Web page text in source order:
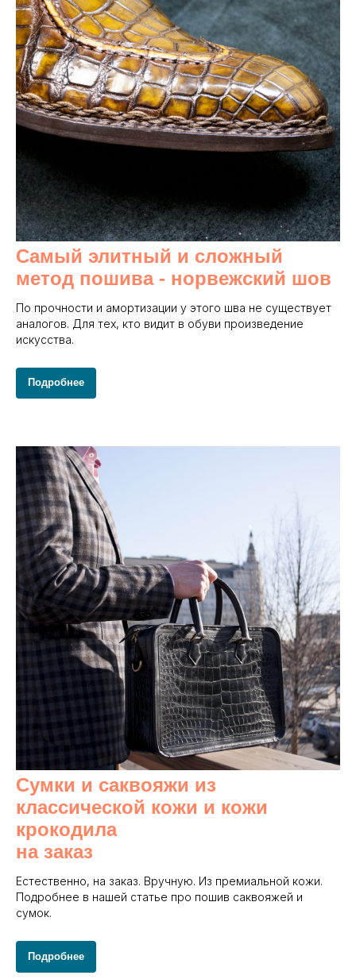
Самый элитный и сложный
метод пошива - норвежский шов
По прочности и амортизации у этого шва не существует
аналогов. Для тех, кто видит в обуви произведение
искусства.
Подробнее
Сумки и саквояжи из
классической кожи и кожи
крокодила
на заказ
Естественно, на заказ. Вручную. Из премиальной кожи.
Подробнее в нашей статье про пошив саквояжей и
сумок.
Подробнее